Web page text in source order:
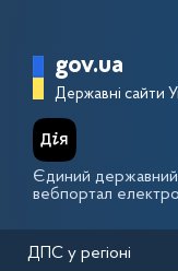
Головна
gov.ua
Державні сайти
Єдиний державний
вебпортал
ДПС у регіоні